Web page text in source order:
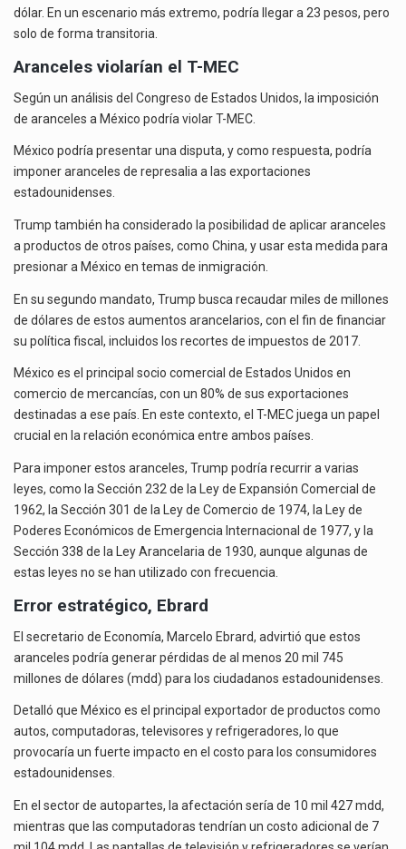
dólar. En un escenario más extremo, podría llegar a 23 pesos, pero
solo de forma transitoria.
Aranceles violarían el T-MEC
Según un análisis del Congreso de Estados Unidos, la imposición
de aranceles a México podría violar T-MEC.
México podría presentar una disputa, y como respuesta, podría
imponer aranceles de represalia a las exportaciones
estadounidenses.
Trump también ha considerado la posibilidad de aplicar aranceles
a productos de otros países, como China, y usar esta medida para
presionar a México en temas de inmigración.
En su segundo mandato, Trump busca recaudar miles de millones
de dólares de estos aumentos arancelarios, con el fin de financiar
su política fiscal, incluidos los recortes de impuestos de 2017.
México es el principal socio comercial de Estados Unidos en
comercio de mercancías, con un 80% de sus exportaciones
destinadas a ese país. En este contexto, el T-MEC juega un papel
crucial en la relación económica entre ambos países.
Para imponer estos aranceles, Trump podría recurrir a varias
leyes, como la Sección 232 de la Ley de Expansión Comercial de
1962, la Sección 301 de la Ley de Comercio de 1974, la Ley de
Poderes Económicos de Emergencia Internacional de 1977, y la
Sección 338 de la Ley Arancelaria de 1930, aunque algunas de
estas leyes no se han utilizado con frecuencia.
Error estratégico, Ebrard
El secretario de Economía, Marcelo Ebrard, advirtió que estos
aranceles podría generar pérdidas de al menos 20 mil 745
millones de dólares (mdd) para los ciudadanos estadounidenses.
Detalló que México es el principal exportador de productos como
autos, computadoras, televisores y refrigeradores, lo que
provocaría un fuerte impacto en el costo para los consumidores
estadounidenses.
En el sector de autopartes, la afectación sería de 10 mil 427 mdd,
mientras que las computadoras tendrían un costo adicional de 7